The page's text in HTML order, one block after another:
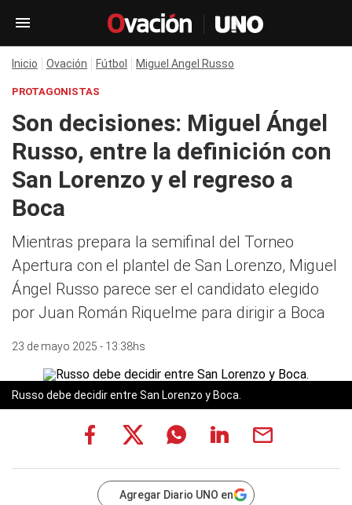
Inicio Ovación Fútbol Miguel Angel Russo
PROTAGONISTAS
Son decisiones: Miguel Ángel
Russo, entre la definición con
San Lorenzo y el regreso a
Boca
Mientras prepara la semifinal del Torneo
Apertura con el plantel de San Lorenzo, Miguel
Ángel Russo parece ser el candidato elegido
por Juan Román Riquelme para dirigir a Boca
23 de mayo 2025 - 13:38hs
Russo debe decidir entre San Lorenzo y Boca.
Agregar Diario UNO en